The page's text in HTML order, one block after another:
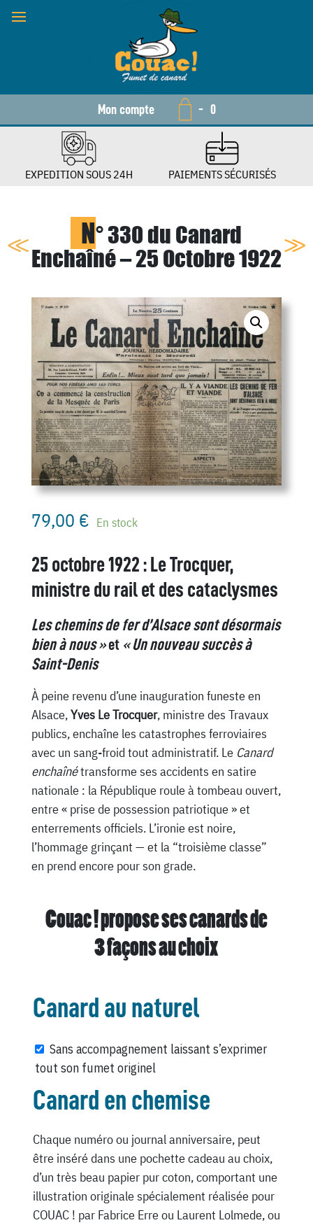
Mon compte - 0
EXPEDITION SOUS 24H PAIEMENTS SÉCURISÉS
N° 330 du Canard
Enchaîné – 25 Octobre 1922
79,00 € En stock
25 octobre 1922 : Le Trocquer,
ministre du rail et des cataclysmes
Les chemins de fer d’Alsace sont désormais
bien à nous »et « Un nouveau succès à
Saint-Denis
À peine revenu d’une inauguration funeste en
Alsace,Yves Le Trocquer, ministre des Travaux
publics, enchaîne les catastrophes ferroviaires
avec un sang-froid tout administratif. Le Canard
enchaînétransforme ses accidents en satire
nationale : la République roule à tombeau ouvert,
entre « prise de possession patriotique » et
enterrements officiels. L’ironie est noire,
l’hommage grinçant — et la “troisième classe”
en prend encore pour son grade.
Couac ! propose ses canards de
3 façons au choix
Canard au naturel
Sans accompagnement laissant s’exprimer
tout son fumet originel
Canard en chemise
Chaque numéro ou journal anniversaire, peut
être inséré dans une pochette cadeau au choix,
d’un très beau papier pur coton, comportant une
illustration originale spécialement réalisée pour
COUAC ! par Fabrice Erre ou Laurent Lolmede, ou